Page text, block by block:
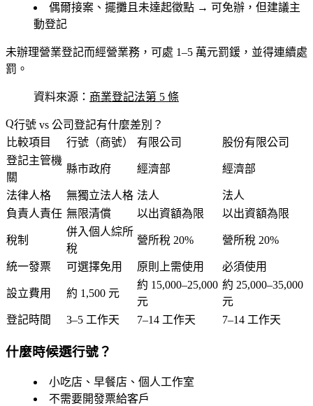
偶爾接案、擺攤 且未達起徵點 → 可免辦，但建議主
動登記
未辦理營業登記而經營業務，可處 1–5 萬元罰鍰 ，並得連續處
罰。
資料來源： 商業登記法第 5 條
行號 vs 公司登記有什麼差別？
比較項目
行號（商號） 有限公司
股份有限公司
登記主管機
關
縣市政府 經濟部 經濟部
法律人格 無獨立法人格 法人
法人
負責人責任 無限清償 以出資額為限 以出資額為限
稅制
併入個人綜所
稅
營所稅 20% 營所稅 20%
統一發票 可選擇免用 原則上需使用 必須使用
設立費用 約 1,500 元
約 15,000–25,000
元
約 25,000–35,000
元
登記時間
3–5 工作天 7–14 工作天 7–14 工作天
什麼時候選行號？
小吃店、早餐店、個人工作室
不需要開發票給客戶